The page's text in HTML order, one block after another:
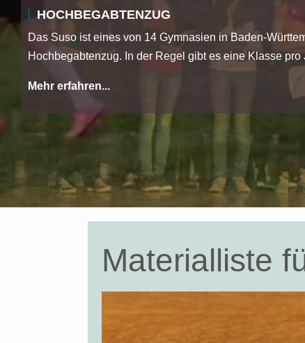
HOCHBEGABTENZUG
Das Suso ist eines von 14 Gymnasien in Baden-
Hochbegabtenzug. In der Regel gibt es eine Klasse pro
Mehr erfahren...
Materialliste